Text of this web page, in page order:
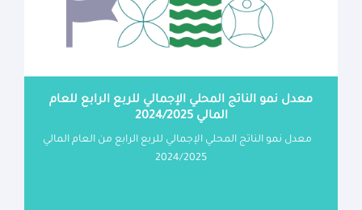
معدل نمو الناتج المحلي الإجمالي للربع الرابع للعام
المالي 2024/2025
معدل نمو الناتج المحلي الإجمالي للربع الرابع من العام المالي
2024/2025